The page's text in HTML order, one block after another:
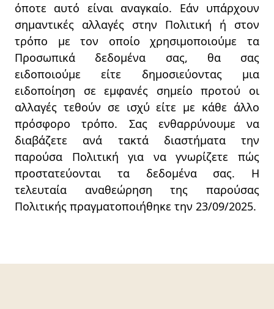
όποτε αυτό είναι αναγκαίο. Εάν υπάρχουν
σημαντικές αλλαγές στην Πολιτική ή στον
τρόπο με τον οποίο χρησιμοποιούμε τα
Προσωπικά δεδομένα σας, θα σας
ειδοποιούμε είτε δημοσιεύοντας μια
ειδοποίηση σε εμφανές σημείο προτού οι
αλλαγές τεθούν σε ισχύ είτε με κάθε άλλο
πρόσφορο τρόπο. Σας ενθαρρύνουμε να
διαβάζετε ανά τακτά διαστήματα την
παρούσα Πολιτική για να γνωρίζετε πώς
προστατεύονται τα δεδομένα σας. Η
τελευταία αναθεώρηση της παρούσας
Πολιτικής πραγματοποιήθηκε την 23/09/2025.